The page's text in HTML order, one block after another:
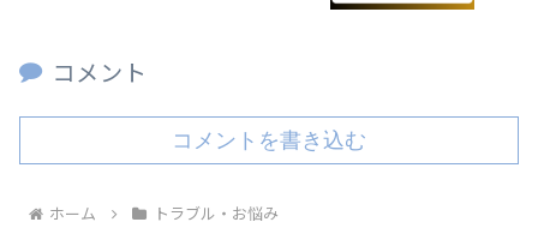
コメント
コメントを書き込む
ホーム トラブル・お悩み